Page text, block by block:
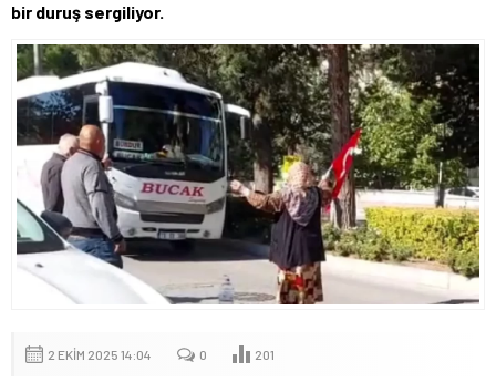
bir duruş sergiliyor.
2 EKIM 2025 14:04 0 201